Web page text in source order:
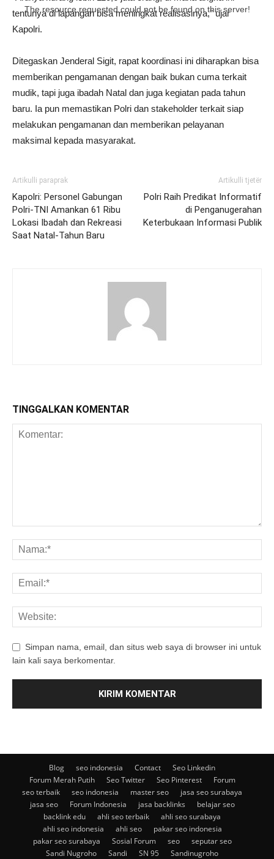
tentunya di lapangan bisa meningkat realisasinya,” ujar
Kapolri.
Ditegaskan Jenderal Sigit, rapat koordinasi ini diharapkan bisa
memberikan pengamanan dengan baik bukan cuma terkait
mudik, tapi juga ibadah Natal dan juga kegiatan pada tahun
baru. Ia pun memastikan Polri dan stakeholder terkait siap
melakukan pengamanan dan memberikan pelayanan
maksimal kepada masyarakat.
Artikulli paraprak
Kapolri: Personel Gabungan
Polri-TNI Amankan 61 Ribu
Lokasi Ibadah dan Rekreasi
Saat Natal-Tahun Baru
Artikulli tjetër
Polri Raih Predikat Informatif
di Penganugerahan
Keterbukaan Informasi Publik
TINGGALKAN KOMENTAR
Simpan nama, email, dan situs web saya di browser ini untuk
lain kali saya berkomentar.
Blog seo indonesia Contact
Seo Linkedin
Forum Merah Putih
Seo Twitter Seo Pinterest
Forum
seo terbaik
seo indonesia master seo
jasa seo surabaya
jasa seo
Forum Indonesia jasa backlinks
belajar seo
backlink edu
ahli seo terbaik
ahli seo surabaya
ahli seo indonesia
ahli seo
pakar seo indonesia
pakar seo surabaya
Sosial Forum seo
seputar seo
Sandi Nugroho
Sandi SN 95
Sandinugroho
The resource requested could not be found on this server!